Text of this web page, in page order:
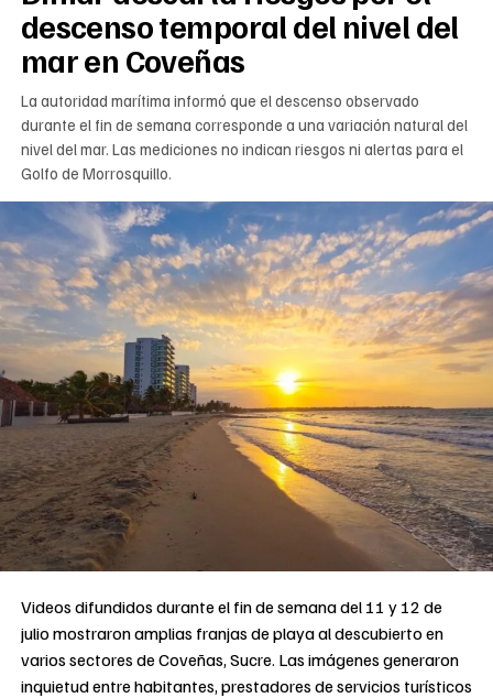
descenso temporal del nivel del
mar en Coveñas
La autoridad marítima informó que el descenso observado
durante el fin de semana corresponde a una variación natural del
nivel del mar. Las mediciones no indican riesgos ni alertas para el
Golfo de Morrosquillo.
Videos difundidos durante el fin de semana del 11 y 12 de
julio mostraron amplias franjas de playa al descubierto en
varios sectores de Coveñas, Sucre. Las imágenes generaron
inquietud entre habitantes, prestadores de servicios turísticos